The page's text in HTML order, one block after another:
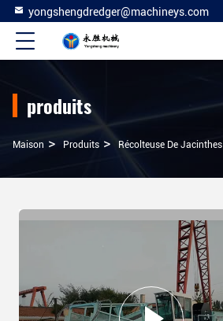
yongshengdredger@machineys.com
produits
Maison > Produits > Récolteuse De Jacinthes